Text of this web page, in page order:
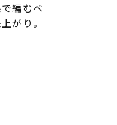
編むベ
がり。